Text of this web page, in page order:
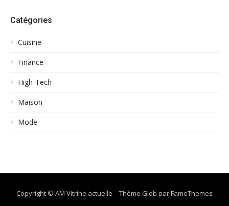
Catégories
Cuisine
Finance
High-Tech
Maison
Mode
Copyright © AM Vitrine actuelle – Thème Glob parFameThemes